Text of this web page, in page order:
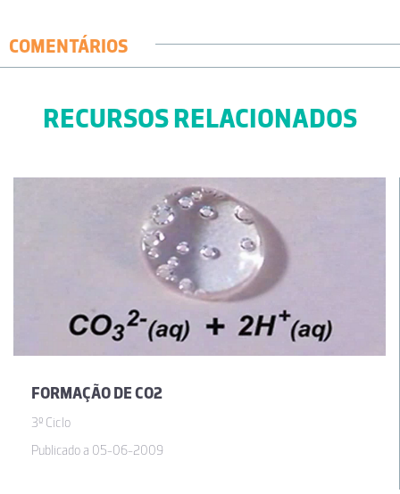
COMENTÁRIOS
RECURSOS RELACIONADOS
FORMAÇÃO DE CO2
3º Ciclo
Publicado a 05-06-2009